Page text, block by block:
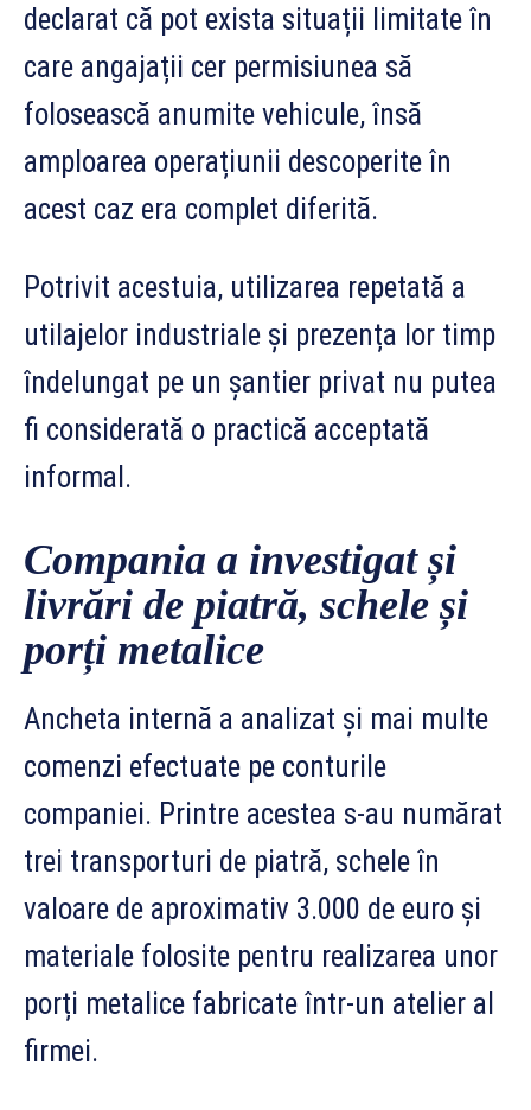
declarat că pot exista situații limitate în
care angajații cer permisiunea să
folosească anumite vehicule, însă
amploarea operațiunii descoperite în
acest caz era complet diferită.
Potrivit acestuia, utilizarea repetată a
utilajelor industriale și prezența lor timp
îndelungat pe un șantier privat nu putea
fi considerată o practică acceptată
informal.
Compania a investigat și
livrări de piatră, schele și
porți metalice
Ancheta internă a analizat și mai multe
comenzi efectuate pe conturile
companiei. Printre acestea s-au numărat
trei transporturi de piatră, schele în
valoare de aproximativ 3.000 de euro și
materiale folosite pentru realizarea unor
porți metalice fabricate într-un atelier al
firmei.